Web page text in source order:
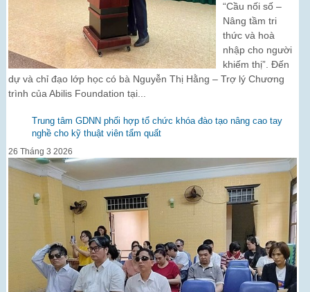
“Cầu nối số –
Nâng tầm tri
thức và hoà
nhập cho người
khiếm thị”. Đến
dự và chỉ đạo lớp học có bà Nguyễn Thị Hằng – Trợ lý Chương
trình của Abilis Foundation tại...
Trung tâm GDNN phối hợp tổ chức khóa đào tạo nâng cao tay
nghề cho kỹ thuật viên tẩm quất
26 Tháng 3 2026